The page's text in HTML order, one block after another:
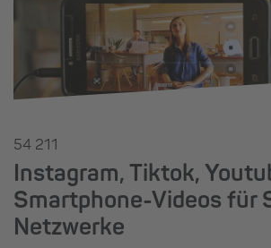
54 211
Instagram, Tiktok,
Smartphone-Videos für
Netzwerke